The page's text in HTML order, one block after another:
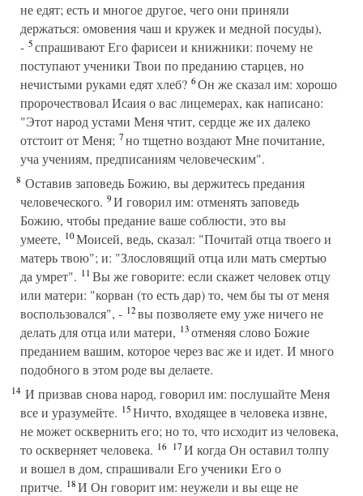
не едят; есть и многое другое, чего они приняли
держаться: омовения чаш и кружек и медной посуды),
- 5спрашивают Его фарисеи и книжники: почему не
поступают ученики Твои по преданию старцев, но
нечистыми руками едят хлеб? 6Он же сказал им: хорошо
пророчествовал Исаия о вас лицемерах, как написано:
"Этот народ устами Меня чтит, сердце же их далеко
отстоит от Меня; 7но тщетно воздают Мне почитание,
уча учениям, предписаниям человеческим".
8 Оставив заповедь Божию, вы держитесь предания
человеческого. 9И говорил им: отменять заповедь
Божию, чтобы предание ваше соблюсти, это вы
умеете, 10Моисей, ведь, сказал: "Почитай отца твоего и
матерь твою"; и: "Злословящий отца или мать смертью
да умрет". 11Вы же говорите: если скажет человек отцу
или матери: "корван (то есть дар) то, чем бы ты от меня
воспользовался", - 12вы позволяете ему уже ничего не
делать для отца или матери, 13отменяя слово Божие
преданием вашим, которое через вас же и идет. И много
подобного в этом роде вы делаете.
14 И призвав снова народ, говорил им: послушайте Меня
все и уразумейте. 15Ничто, входящее в человека извне,
не может осквернить его; но то, что исходит из человека,
то оскверняет человека. 16 17И когда Он оставил толпу
и вошел в дом, спрашивали Его ученики Его о
притче. 18И Он говорит им: неужели и вы еще не